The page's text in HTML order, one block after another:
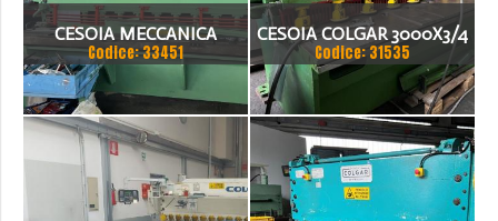
CESOIA MECCANICA
COLGAR
Codice: 33451
CESOIA COLGAR 3000X3/4
MOD.C303 FRIZIONE
PNEUMATICA, INCAVO 500,
PREMILAMIERA IDRAULICI
Codice: 31535